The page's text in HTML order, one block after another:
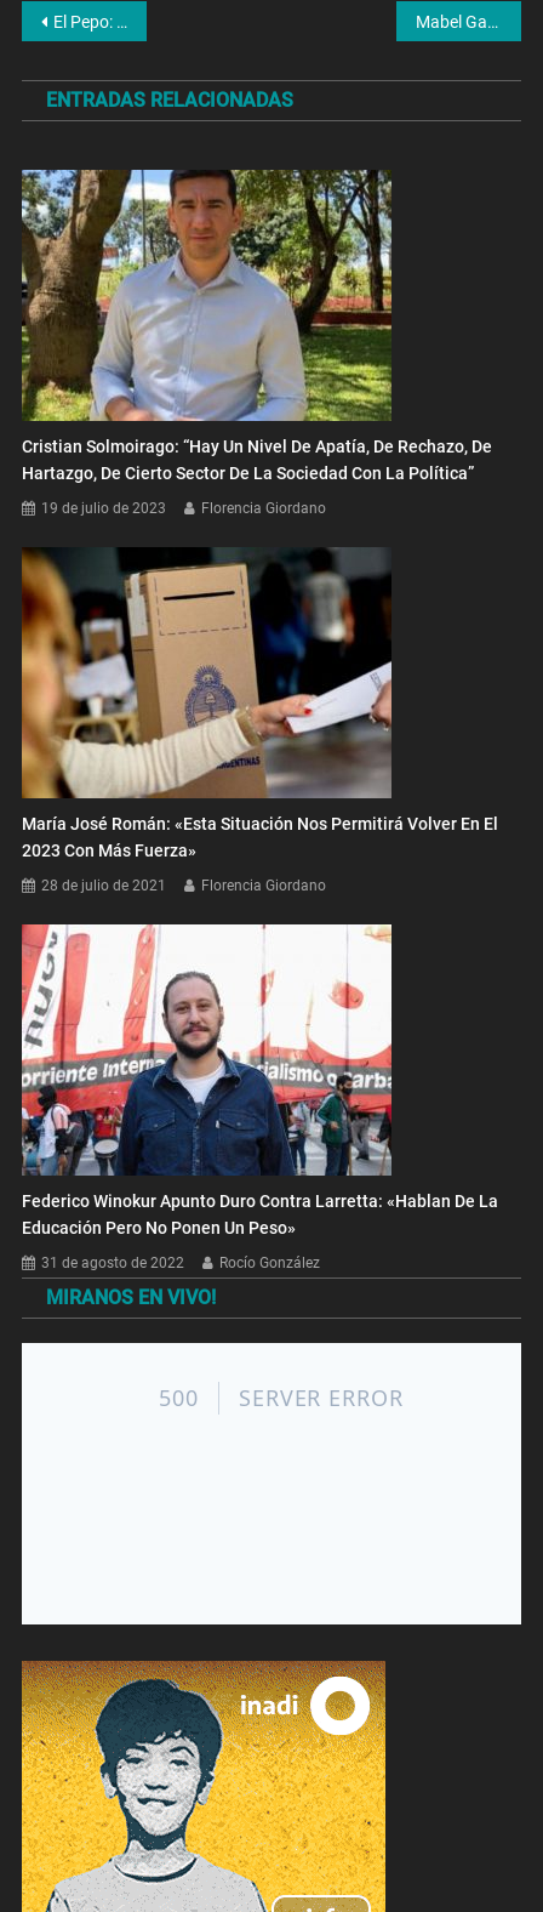
Navegación
de
entradas
El Pepo: “Yo estoy cumpliendo una condena que no existe. No manipulé a nadie como dicen” Mabel Gagino: “Darthés era un galán cuando lo conocí. Yo quería darle bola pero había algo que no me cerraba”
ENTRADAS RELACIONADAS
Cristian Solmoirago: “Hay Un Nivel De Apatía, De Rechazo, De
Hartazgo, De Cierto Sector De La Sociedad Con La Política”
19 de julio de 2023 Florencia Giordano
María José Román: «Esta Situación Nos Permitirá Volver En El
2023 Con Más Fuerza»
28 de julio de 2021 Florencia Giordano
Federico Winokur Apunto Duro Contra Larretta: «Hablan De La
Educación Pero No Ponen Un Peso»
31 de agosto de 2022 Rocío González
MIRANOS EN VIVO!